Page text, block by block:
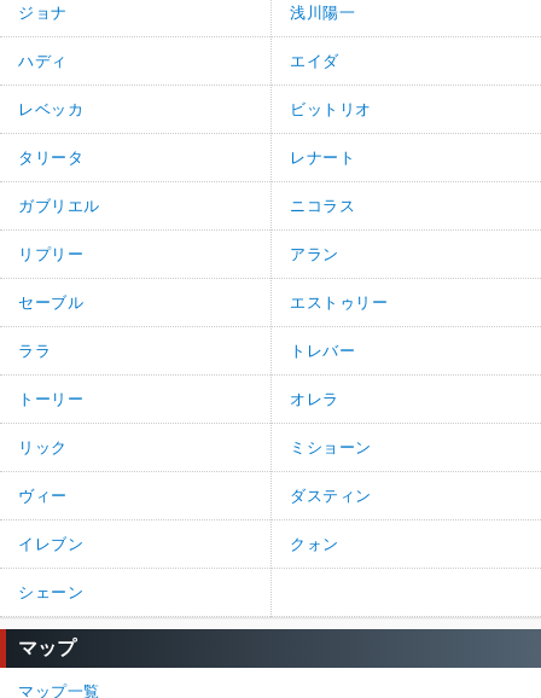
ジョナ 浅川陽一
ハディ エイダ
レベッカ ビットリオ
タリータ レナート
ガブリエル ニコラス
リプリー アラン
セーブル エストゥリー
ララ トレバー
トーリー オレラ
リック ミショーン
ヴィー ダスティン
イレブン クォン
シェーン
マップ
マップ一覧